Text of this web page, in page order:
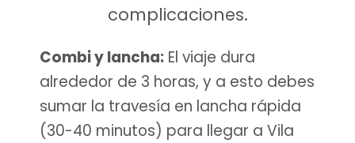
complicaciones.
Combi y lancha: El viaje dura
alrededor de 3 horas, y a esto debes
sumar la travesía en lancha rápida
(30-40 minutos) para llegar a Vila